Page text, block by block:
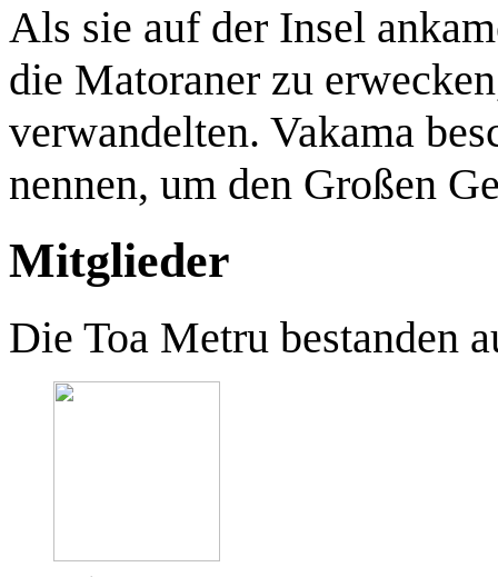
Als sie auf der Insel
die Matoraner zu
verwandelten. Vakama
nennen, um den Großen
Mitglieder
Die Toa Metru bestanden